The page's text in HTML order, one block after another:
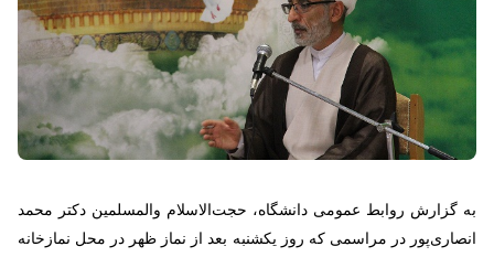
به گزارش روابط عمومی دانشگاه، حجت‌الاسلام والمسلمین دکتر محمد
انصاری‌پور در مراسمی که روز یکشنبه بعد از نماز ظهر در محل نمازخانه